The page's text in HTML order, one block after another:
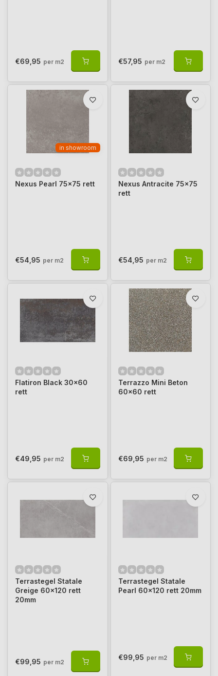
€69,95 per m2 €57,95 per m2
in showroom
Nexus Pearl 75x75 rett
€54,95 per m2
Nexus Antracite 75x75
rett
€54,95 per m2
Flatiron Black 30x60
rett
€49,95 per m2
Terrazzo Mini Beton
60x60 rett
€69,95 per m2
Terrastegel Statale
Greige 60x120 rett
20mm
€99,95 per m2
Terrastegel Statale
Pearl 60x120 rett 20mm
€99,95 per m2